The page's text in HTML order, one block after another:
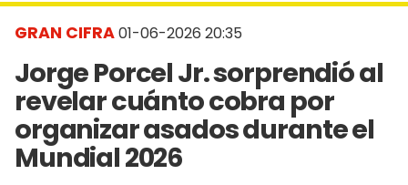
GRAN CIFRA01-06-2026 20:35
Jorge Porcel Jr. sorprendió al
revelar cuánto cobra por
organizar asados durante el
Mundial 2026